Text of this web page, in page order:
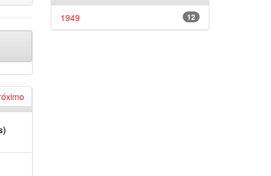
12
1949